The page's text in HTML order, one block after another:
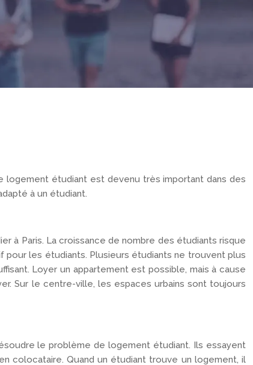
logement étudiant est devenu très important dans des
à un étudiant.
à Paris. La croissance de nombre des étudiants risque
pour les étudiants. Plusieurs étudiants ne trouvent plus
Loyer un appartement est possible, mais à cause
Sur le centre-ville, les espaces urbains sont toujours
le problème de logement étudiant. Ils essayent
colocataire. Quand un étudiant trouve un logement, il